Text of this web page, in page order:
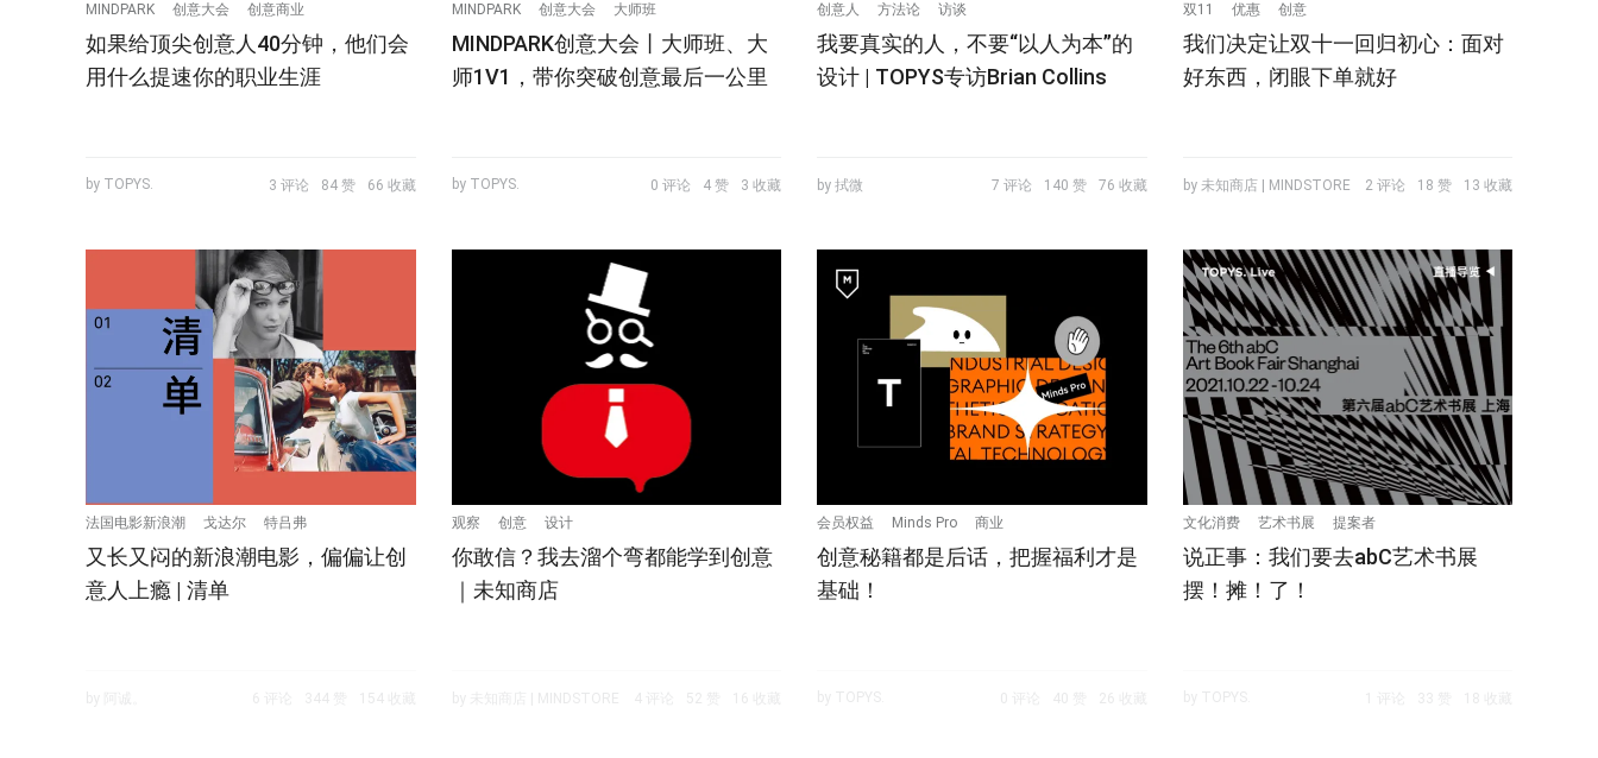
MINDPARK 创意大会 创意商业
如果给顶尖创意人40分钟，他们会
用什么提速你的职业生涯
by TOPYS. 3 评论 84 赞 66 收藏
MINDPARK 创意大会 大师班
MINDPARK创意大会丨大师班、大
师1V1，带你突破创意最后一公里
by TOPYS. 0 评论 4 赞 3 收藏
创意人 方法论 访谈
我要真实的人，不要“以人为本”的
设计 | TOPYS专访Brian Collins
by 拭微 7 评论 140 赞 76 收藏
双11 优惠 创意
我们决定让双十一回归初心：面对
好东西，闭眼下单就好
by 未知商店 | MINDSTORE 2 评论 18 赞 13 收藏
法国电影新浪潮 戈达尔 特吕弗
又长又闷的新浪潮电影，偏偏让创
意人上瘾 | 清单
观察 创意 设计
你敢信？我去溜个弯都能学到创意
｜未知商店
会员权益 Minds Pro 商业
创意秘籍都是后话，把握福利才是
基础！
文化消费 艺术书展 提案者
说正事：我们要去abC艺术书展
摆！摊！了！